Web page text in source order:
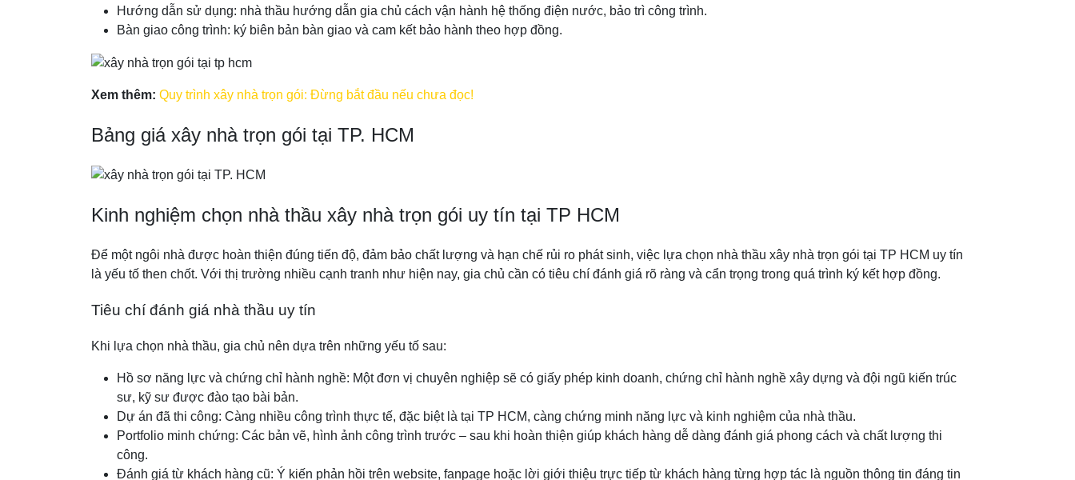
Hướng dẫn sử dụng: nhà thầu hướng dẫn gia chủ cách vận hành hệ thống điện nước, bảo trì công trình.
Bàn giao công trình: ký biên bản bàn giao và cam kết bảo hành theo hợp đồng.
Xem thêm: Quy trình xây nhà trọn gói: Đừng bắt đầu nếu chưa đọc!
Bảng giá xây nhà trọn gói tại TP. HCM
Kinh nghiệm chọn nhà thầu xây nhà trọn gói uy tín tại TP HCM
Để một ngôi nhà được hoàn thiện đúng tiến độ, đảm bảo chất lượng và hạn chế rủi ro phát sinh, việc lựa chọn nhà thầu xây nhà trọn gói tại TP HCM uy tín
là yếu tố then chốt. Với thị trường nhiều cạnh tranh như hiện nay, gia chủ cần có tiêu chí đánh giá rõ ràng và cẩn trọng trong quá trình ký kết hợp đồng.
Tiêu chí đánh giá nhà thầu uy tín
Khi lựa chọn nhà thầu, gia chủ nên dựa trên những yếu tố sau:
Hồ sơ năng lực và chứng chỉ hành nghề: Một đơn vị chuyên nghiệp sẽ có giấy phép kinh doanh, chứng chỉ hành nghề xây dựng và đội ngũ kiến trúc
sư, kỹ sư được đào tạo bài bản.
Dự án đã thi công: Càng nhiều công trình thực tế, đặc biệt là tại TP HCM, càng chứng minh năng lực và kinh nghiệm của nhà thầu.
Portfolio minh chứng: Các bản vẽ, hình ảnh công trình trước – sau khi hoàn thiện giúp khách hàng dễ dàng đánh giá phong cách và chất lượng thi
công.
Đánh giá từ khách hàng cũ: Ý kiến phản hồi trên website, fanpage hoặc lời giới thiệu trực tiếp từ khách hàng từng hợp tác là nguồn thông tin đáng tin